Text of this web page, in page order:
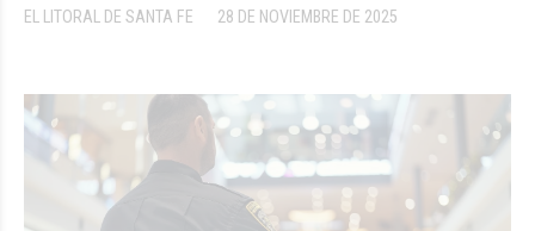
28 DE NOVIEMBRE DE 2025
EL LITORAL DE SANTA FE